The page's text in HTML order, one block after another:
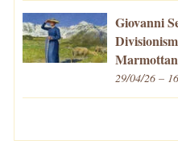
Giovanni
29/04/26 –